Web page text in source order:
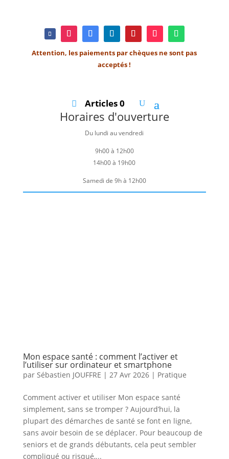
Attention, les paiements par chèques ne sont pas
acceptés !
Articles 0
Horaires d'ouverture
Du lundi au vendredi
9h00 à 12h00
14h00 à 19h00
Samedi de 9h à 12h00
Mon espace santé : comment l’activer et
l’utiliser sur ordinateur et smartphone
par Sébastien JOUFFRE | 27 Avr 2026| Pratique
Comment activer et utiliser Mon espace santé
simplement, sans se tromper ? Aujourd’hui, la
plupart des démarches de santé se font en ligne,
sans avoir besoin de se déplacer. Pour beaucoup de
seniors et de grands débutants, cela peut sembler
compliqué ou risqué,...